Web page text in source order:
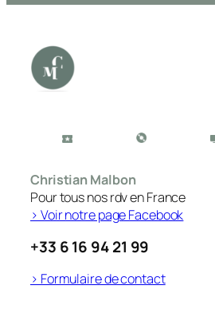
Christian Malbon
Pour tous nos rdv en France
> Voir notre page Facebook
+33 6 16 94 21 99
> Formulaire de contact